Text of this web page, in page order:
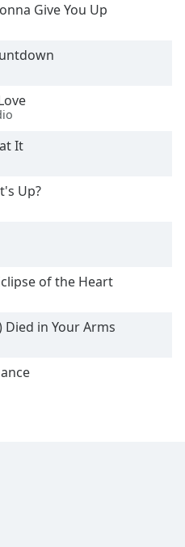
Give You Up
It
Up?
of the Heart
Died in Your Arms